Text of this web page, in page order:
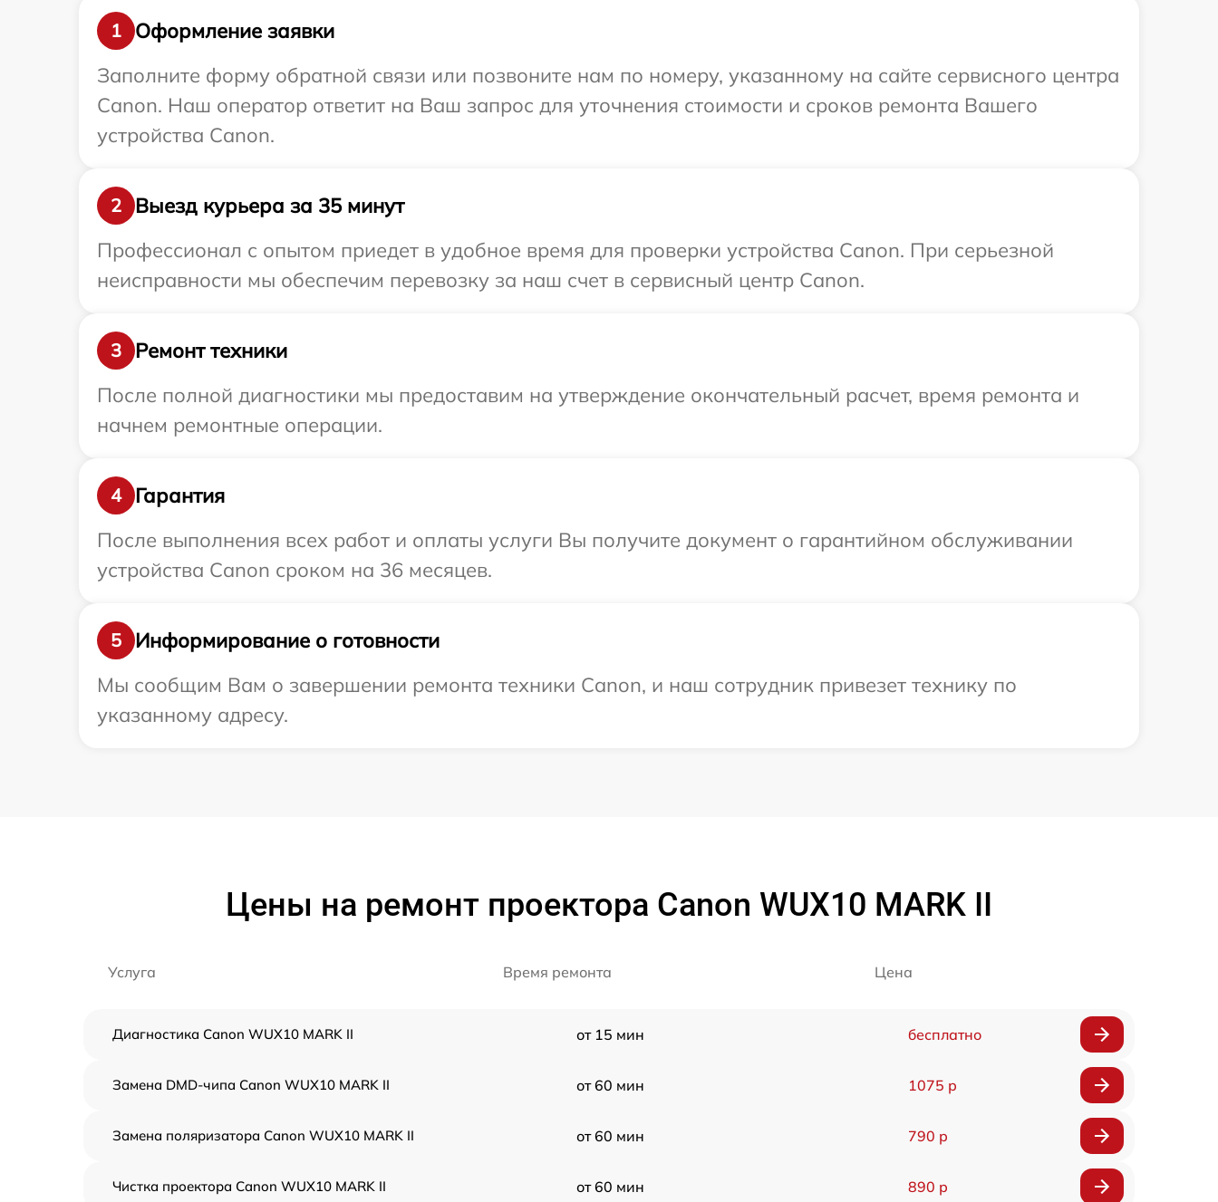
1
Оформление заявки
Заполните форму обратной связи или позвоните нам по номеру, указанному на сайте сервисного центра
Canon. Наш оператор ответит на Ваш запрос для уточнения стоимости и сроков ремонта Вашего
устройства Canon.
2
Выезд курьера за 35 минут
Профессионал с опытом приедет в удобное время для проверки устройства Canon. При серьезной
неисправности мы обеспечим перевозку за наш счет в сервисный центр Canon.
3
Ремонт техники
После полной диагностики мы предоставим на утверждение окончательный расчет, время ремонта и
начнем ремонтные операции.
4
Гарантия
После выполнения всех работ и оплаты услуги Вы получите документ о гарантийном обслуживании
устройства Canon сроком на 36 месяцев.
5
Информирование о готовности
Мы сообщим Вам о завершении ремонта техники Canon, и наш сотрудник привезет технику по
указанному адресу.
Цены на ремонт проектора Canon WUX10 MARK II
Услуга Время ремонта Цена
Диагностика Canon WUX10 MARK II от 15 мин бесплатно
Замена DMD-чипа Canon WUX10 MARK II от 60 мин 1075 р
Замена поляризатора Canon WUX10 MARK II от 60 мин 790 р
Чистка проектора Canon WUX10 MARK II от 60 мин 890 р